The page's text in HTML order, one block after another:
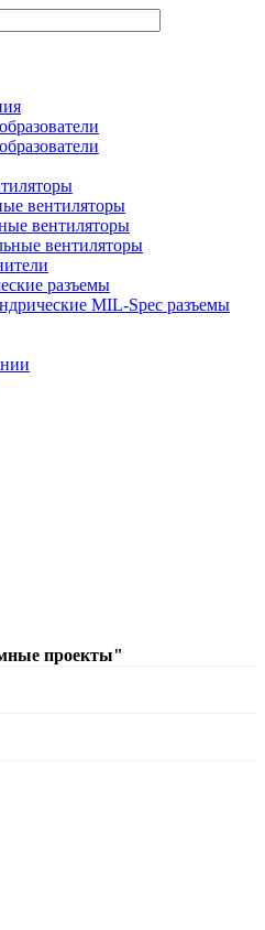
вентиляторы
вентиляторы
вентиляторы
разъемы
MIL-Spec разъемы
проекты"